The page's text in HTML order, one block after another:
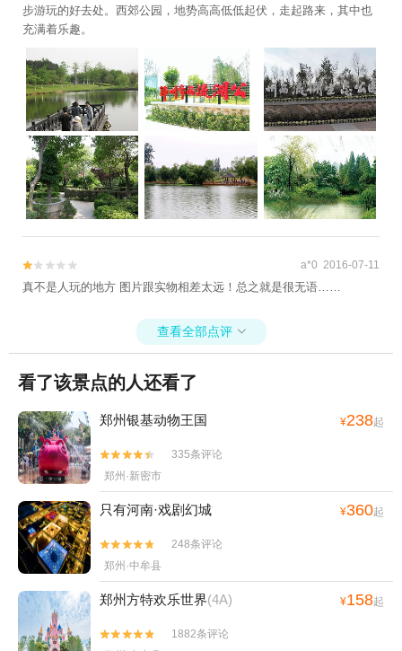
步游玩的好去处。西郊公园，地势高高低低起伏，走起路来，其中也
充满着乐趣。

 a*0 2016-07-11
真不是人玩的地方 图片跟实物相差太远！总之就是很无语……
查看全部点评 
看了该景点的人还看了
郑州银基动物王国 ¥238起


335条评论
郑州·新密市
只有河南·戏剧幻城 ¥360起


248条评论
郑州·中牟县
郑州方特欢乐世界(4A) ¥158起


1882条评论